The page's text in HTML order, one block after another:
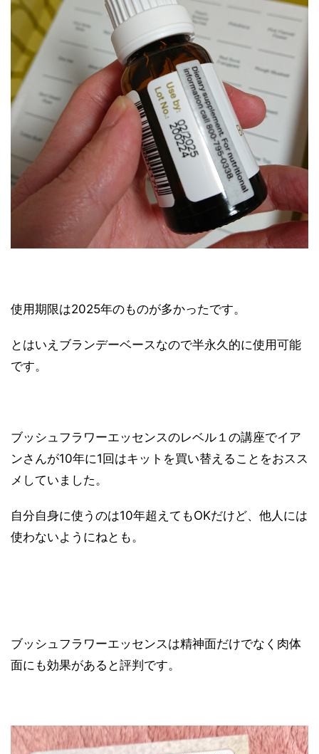
使用期限は2025年のものが多かったです。
とはいえブランデーベースなので半永久的に使用可能
です。
ブッシュフラワーエッセンスのレベル１の講座でイア
ンさんが10年に1回はキットを買い替えることをおスス
メしていました。
自分自身に使うのは10年超えてもOKだけど、他人には
使わないようにねとも。
ブッシュフラワーエッセンスは精神面だけでなく肉体
面にも効果があると評判です。